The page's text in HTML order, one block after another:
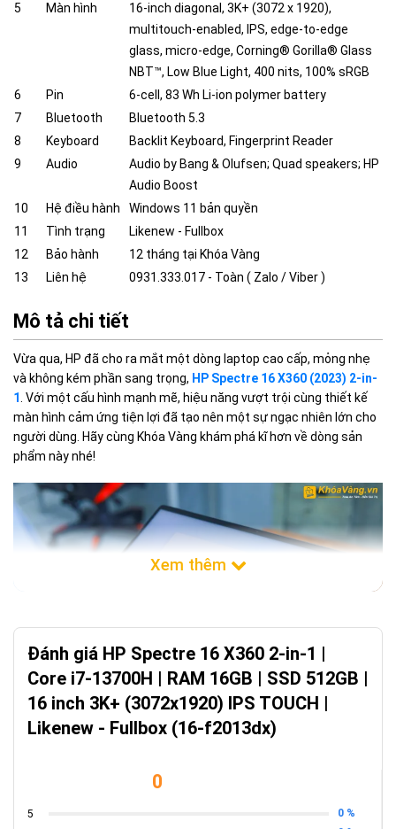
5
Màn hình
16-inch diagonal, 3K+ (3072 x 1920),
multitouch-enabled, IPS, edge-to-edge
glass, micro-edge, Corning® Gorilla® Glass
NBT™, Low Blue Light, 400 nits, 100% sRGB
6
Pin
6-cell, 83 Wh Li-ion polymer battery
7
Bluetooth
Bluetooth 5.3
8
Keyboard
Backlit Keyboard, Fingerprint Reader
9
Audio
Audio by Bang & Olufsen; Quad speakers; HP
Audio Boost
10
Hệ điều hành
Windows 11 bản quyền
11
Tình trạng
Likenew - Fullbox
12
Bảo hành
12 tháng tại Khóa Vàng
13
Liên hệ 0931.333.017 - Toàn ( Zalo / Viber )
Mô tả chi tiết
Vừa qua, HP đã cho ra mắt một dòng laptop cao cấp, mỏng nhẹ
và không kém phần sang trọng, HP Spectre 16 X360 (2023) 2-in-
1. Với một cấu hình mạnh mẽ, hiệu năng vượt trội cùng thiết kế
màn hình cảm ứng tiện lợi đã tạo nên một sự ngạc nhiên lớn cho
người dùng. Hãy cùng Khóa Vàng khám phá kĩ hơn về dòng sản
phẩm này nhé!
Thiết kế hiện đại, độc đáo và cao cấp
Với số tiền bạn bỏ ra để có được con máy này, chắc chắn bạn
Đánh giá HP Spectre 16 X360 2-in-1 |
Core i7-13700H | RAM 16GB | SSD 512GB |
16 inch 3K+ (3072x1920) IPS TOUCH |
Likenew - Fullbox (16-f2013dx)
0
5
0 %